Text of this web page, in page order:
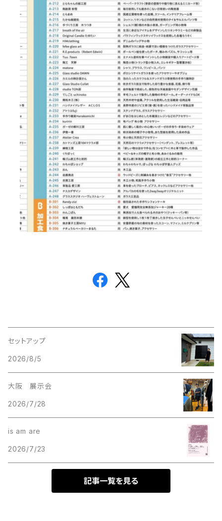
セットアップ
2026/8/5
大阪 展示会
2026/7/28
is am are
2026/7/23
記事一覧を見る